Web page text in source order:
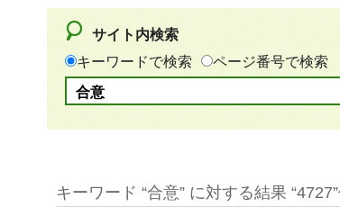
サイト内検索
キーワードで検索
ページ番号で検索
キーワード “合意” に対する結果